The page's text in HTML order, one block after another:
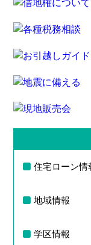
住宅ローン情
地域情報
学区情報